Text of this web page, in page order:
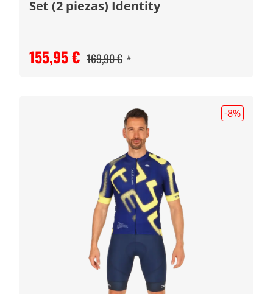
Set (2 piezas) Identity
155,95 € 169,90 € #
-8%